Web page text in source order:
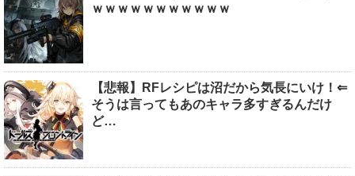
ｗｗｗｗｗｗｗｗｗｗｗ
【悲報】RFレシピは沼だから気長にいけ！⇐
そうは言ってもあのキャラ多すぎるんだけ
ど…